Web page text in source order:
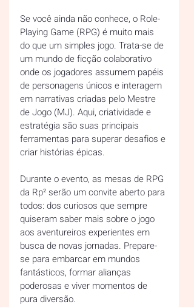
Se você ainda não conhece, o Role-
Playing Game (RPG) é muito mais
do que um simples jogo. Trata-se de
um mundo de ficção colaborativo
onde os jogadores assumem papéis
de personagens únicos e interagem
em narrativas criadas pelo Mestre
de Jogo (MJ). Aqui, criatividade e
estratégia são suas principais
ferramentas para superar desafios e
criar histórias épicas.
Durante o evento, as mesas de RPG
da Rp² serão um convite aberto para
todos: dos curiosos que sempre
quiseram saber mais sobre o jogo
aos aventureiros experientes em
busca de novas jornadas. Prepare-
se para embarcar em mundos
fantásticos, formar alianças
poderosas e viver momentos de
pura diversão.